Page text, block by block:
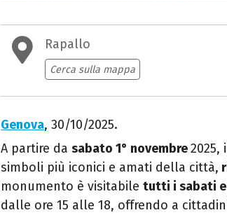
Rapallo
Cerca sulla mappa
Genova, 30/10/2025.
A partire da sabato 1° novembre2025,
simboli più iconici e amati della città,
monumento è visitabile tutti i sabati e
dalle ore 15 alle 18, offrendo a